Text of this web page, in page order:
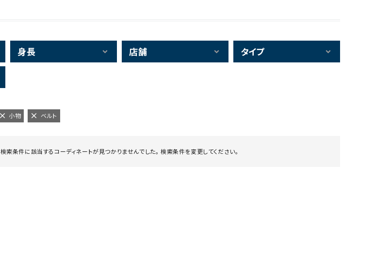
身長 店舗 タイプ
小物 ベルト
検索条件に該当するコーディネートが見つかりませんでした。 検索条件を変更してください。